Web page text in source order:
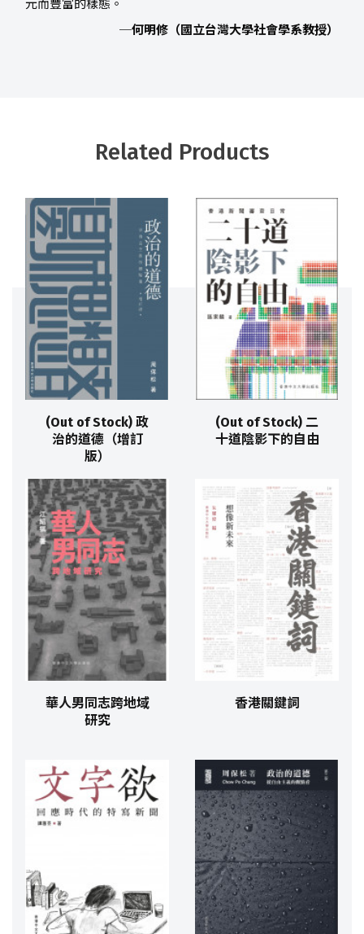
元而豐富的樣態。
─何明修（國立台灣大學社會學系教授）
Related Products
(Out of Stock) 政
治的道德（增訂
版）
(Out of Stock) 二
十道陰影下的自由
華人男同志跨地域
研究
香港關鍵詞